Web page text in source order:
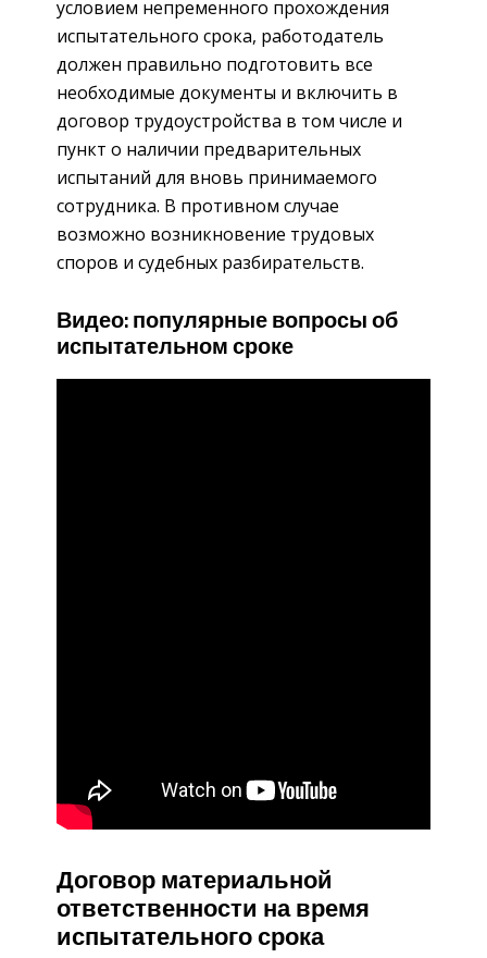
условием непременного прохождения
испытательного срока, работодатель
должен правильно подготовить все
необходимые документы и включить в
договор трудоустройства в том числе и
пункт о наличии предварительных
испытаний для вновь принимаемого
сотрудника. В противном случае
возможно возникновение трудовых
споров и судебных разбирательств.
Видео: популярные вопросы об
испытательном сроке
Договор материальной
ответственности на время
испытательного срока